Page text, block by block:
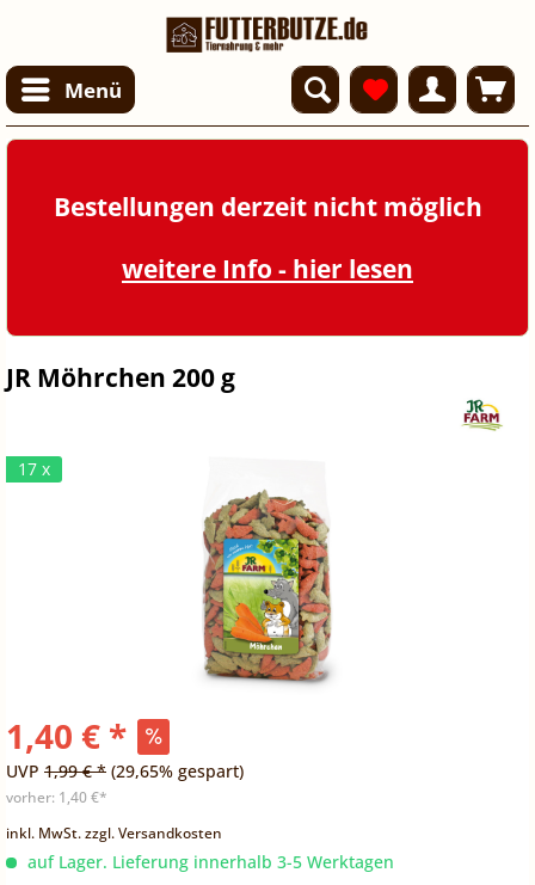
Menü
Bestellungen derzeit nicht möglich
weitere Info - hier lesen
JR Möhrchen 200 g
17 x
1,40 € *
UVP 1,99 € * (29,65% gespart)
vorher: 1,40 €*
inkl. MwSt.zzgl. Versandkosten
auf Lager. Lieferung innerhalb 3-5 Werktagen